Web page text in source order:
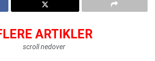
ARTIKLER
scroll nedover